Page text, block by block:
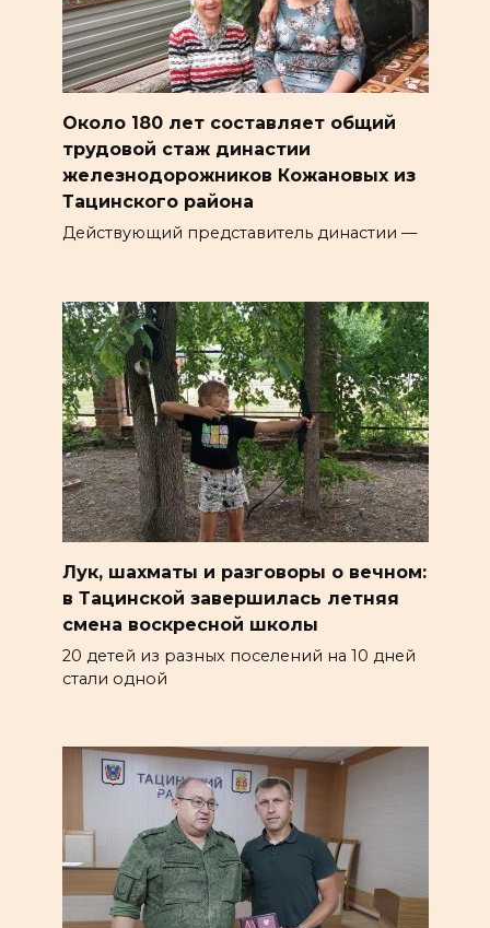
Около 180 лет составляет общий
трудовой стаж династии
железнодорожников Кожановых из
Тацинского района
Действующий представитель династии —
Лук, шахматы и разговоры о вечном:
в Тацинской завершилась летняя
смена воскресной школы
20 детей из разных поселений на 10 дней
стали одной